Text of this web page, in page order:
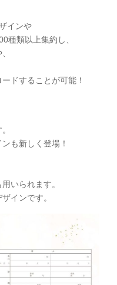
インや
種類以上集約し、
ドすることが可能！
も新しく登場！
いられます。
インです。